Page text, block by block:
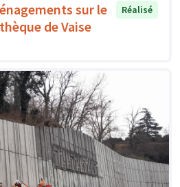
sur le
de Vaise
Réalisé